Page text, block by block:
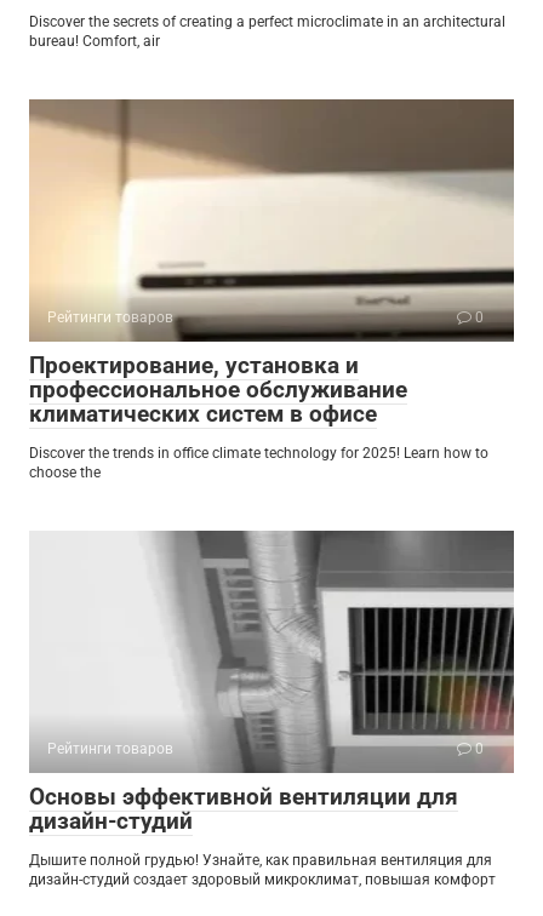
Discover the secrets of creating a perfect microclimate in an architectural
bureau! Comfort, air
Рейтинги товаров 0
Проектирование, установка и
профессиональное обслуживание
климатических систем в офисе
Discover the trends in office climate technology for 2025! Learn how to
choose the
Рейтинги товаров 0
Основы эффективной вентиляции для
дизайн-студий
Дышите полной грудью! Узнайте, как правильная вентиляция для
дизайн-студий создает здоровый микроклимат, повышая комфорт